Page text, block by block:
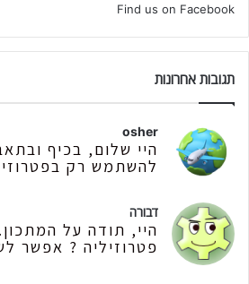
Find us on Facebook
תגובות אחרונות
osher
היי שלום, בכיף
להשתמש רק
דבורה
היי, תודה על
פטרוזיליה ? אפשר